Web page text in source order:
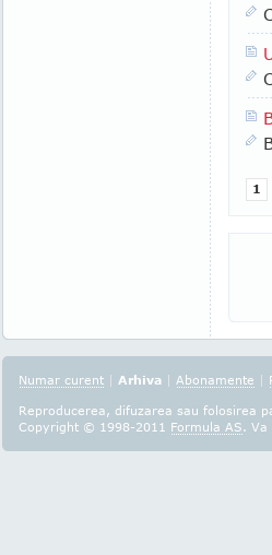
1
Numar curent | Arhiva | Abonamente |
Reproducerea, difuzarea sau folosirea
Copyright © 1998-2011 Formula AS. Va